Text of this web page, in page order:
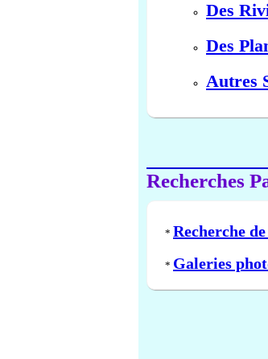
Des
Des
Autres
Recherches
* Recherche
* Galeries